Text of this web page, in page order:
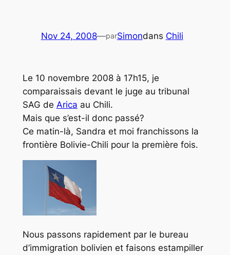
Nov 24, 2008—parSimondans Chili
Le 10 novembre 2008 à 17h15, je
comparaissais devant le juge au tribunal
SAG de Arica au Chili.
Mais que s’est-il donc passé?
Ce matin-là, Sandra et moi franchissons la
frontière Bolivie-Chili pour la première fois.
Nous passons rapidement par le bureau
d’immigration bolivien et faisons estampiller